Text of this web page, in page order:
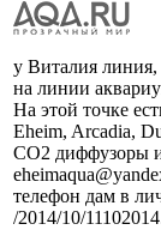
у Виталия
на линии
На этой точке
Eheim, Arcadia,
СО2 диффузоры и
телефон дам в
/2014/10/